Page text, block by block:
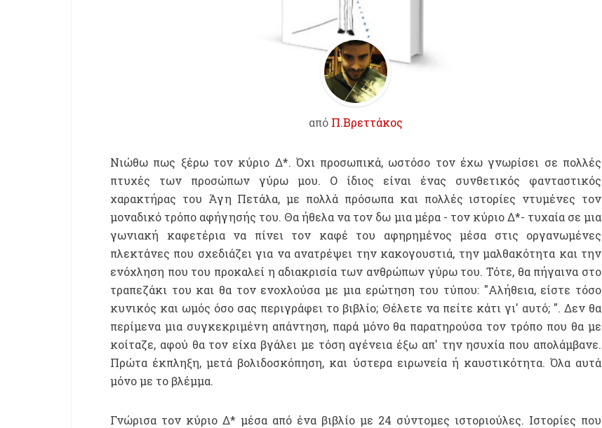
από Π.Βρεττάκος
Νιώθω πως ξέρω τον κύριο Δ*. Όχι προσωπικά, ωστόσο τον έχω γνωρίσει σε πολλές
πτυχές των προσώπων γύρω μου. Ο ίδιος είναι ένας συνθετικός φανταστικός
χαρακτήρας του Άγη Πετάλα, με πολλά πρόσωπα και πολλές ιστορίες ντυμένες τον
μοναδικό τρόπο αφήγησής του. Θα ήθελα να τον δω μια μέρα - τον κύριο Δ*- τυχαία σε μια
γωνιακή καφετέρια να πίνει τον καφέ του αφηρημένος μέσα στις οργανωμένες
πλεκτάνες που σχεδιάζει για να ανατρέψει την κακογουστιά, την μαλθακότητα και την
ενόχληση που του προκαλεί η αδιακρισία των ανθρώπων γύρω του. Τότε, θα πήγαινα στο
τραπεζάκι του και θα τον ενοχλούσα με μια ερώτηση του τύπου: "Αλήθεια, είστε τόσο
κυνικός και ωμός όσο σας περιγράφει το βιβλίο; Θέλετε να πείτε κάτι γι' αυτό; ". Δεν θα
περίμενα μια συγκεκριμένη απάντηση, παρά μόνο θα παρατηρούσα τον τρόπο που θα με
κοίταζε, αφού θα τον είχα βγάλει με τόση αγένεια έξω απ' την ησυχία που απολάμβανε.
Πρώτα έκπληξη, μετά βολιδοσκόπηση, και ύστερα ειρωνεία ή καυστικότητα. Όλα αυτά
μόνο με το βλέμμα.
Γνώρισα τον κύριο Δ* μέσα από ένα βιβλίο με 24 σύντομες ιστοριούλες. Ιστορίες που